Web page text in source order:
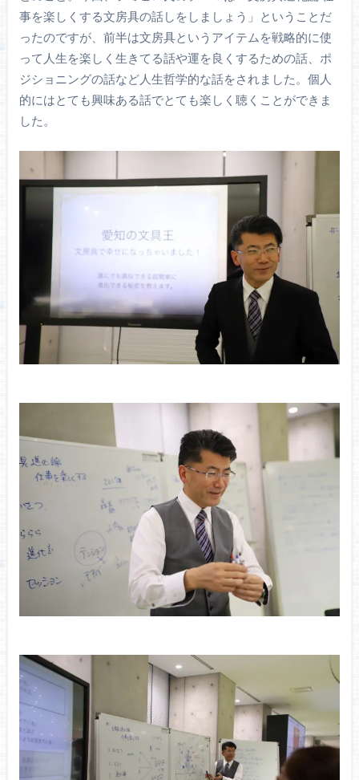
事を楽しくする文房具の話しをしましょう」ということだ
ったのですが、前半は文房具というアイテムを戦略的に使
って人生を楽しく生きてる話や運を良くするための話、ポ
ジショニングの話など人生哲学的な話をされました。個人
的にはとても興味ある話でとても楽しく聴くことができま
した。